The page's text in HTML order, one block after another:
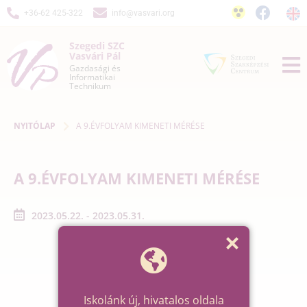
+36-62 425-322 info@vasvari.org
Szegedi SZC
Vasvári Pál
Gazdasági és
Informatikai
Technikum
NYITÓLAP A 9.ÉVFOLYAM KIMENETI MÉRÉSE
A 9.ÉVFOLYAM KIMENETI MÉRÉSE
2023.05.22. - 2023.05.31.
Iskolánk új, hivatalos oldala